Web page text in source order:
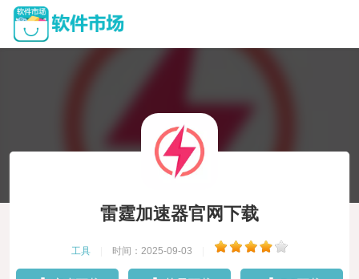
雷霆加速器官网下载
工具 时间：2025-09-03